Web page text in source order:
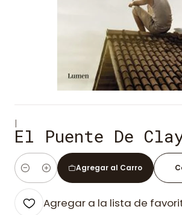
|
El Puente De
Cantidad
Agregar al Carro
Agregar a la lista de